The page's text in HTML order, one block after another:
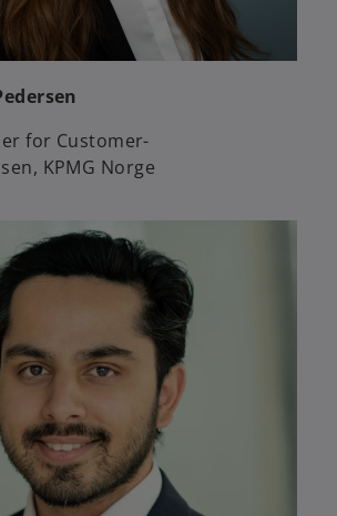
for Customer-
KPMG Norge